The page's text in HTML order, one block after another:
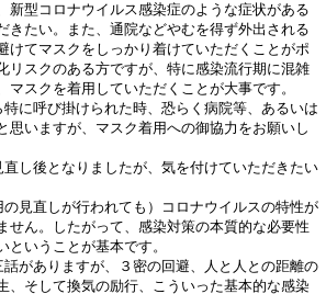
新型コロナウイルス感染症のような症状がある
きたい。また、通院などやむを得ず外出される
けてマスクをしっかり着けていただくことがポ
リスクのある方ですが、特に感染流行期に混雑
マスクを着用していただくことが大事です。
に呼び掛けられた時、恐らく病院等、あるいは
思いますが、マスク着用への御協力をお願いし
し後となりましたが、気を付けていただきたい
見直しが行われても）コロナウイルスの特性が
せん。したがって、感染対策の本質的な必要性
ということが基本です。
がありますが、３密の回避、人と人との距離の
、そして換気の励行、こういった基本的な感染